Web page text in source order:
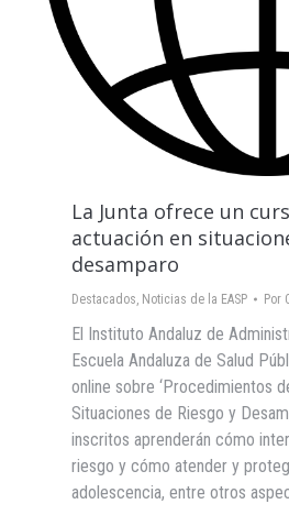
La Junta ofrece un
actuación en
desamparo
Destacados, Noticias de la EASP Por
El Instituto Andaluz de
Escuela Andaluza de Salud
online sobre ‘Procedimientos
Situaciones de Riesgo y
inscritos aprenderán cómo
riesgo y cómo atender y
adolescencia, entre otros